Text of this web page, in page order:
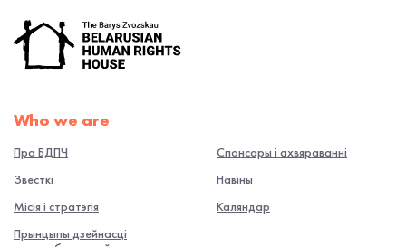
Who we are
Пра БДПЧ
Звесткі
Місія і стратэгія
Прынцыпы дзейнасці
Спонсары і ахвяраванні
Навiны
Каляндар